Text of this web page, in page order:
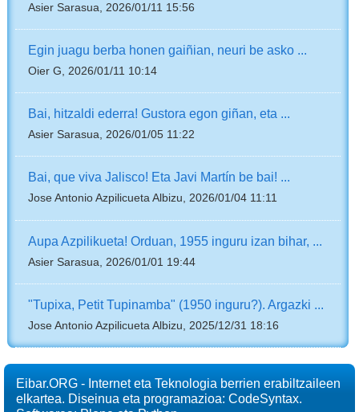
Asier Sarasua, 2026/01/11 15:56
Egin juagu berba honen gaiñian, neuri be asko ...
Oier G, 2026/01/11 10:14
Bai, hitzaldi ederra! Gustora egon giñan, eta ...
Asier Sarasua, 2026/01/05 11:22
Bai, que viva Jalisco! Eta Javi Martín be bai! ...
Jose Antonio Azpilicueta Albizu, 2026/01/04 11:11
Aupa Azpilikueta! Orduan, 1955 inguru izan bihar, ...
Asier Sarasua, 2026/01/01 19:44
"Tupixa, Petit Tupinamba" (1950 inguru?). Argazki ...
Jose Antonio Azpilicueta Albizu, 2025/12/31 18:16
Eibar.ORG - Internet eta Teknologia berrien erabiltzaileen
elkartea. Diseinua eta programazioa: CodeSyntax.